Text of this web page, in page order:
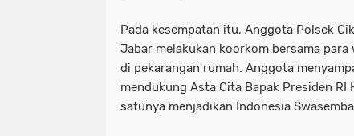
Pada kesempatan itu, Anggota Polsek
Jabar melakukan koorkom bersama
di pekarangan rumah. Anggota
mendukung Asta Cita Bapak Presiden
satunya menjadikan Indonesia